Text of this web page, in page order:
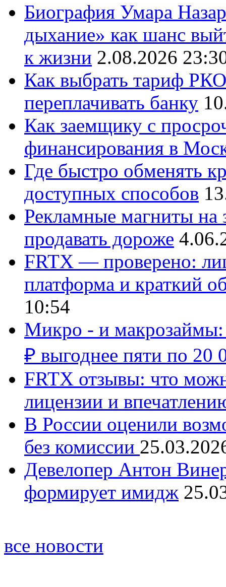
Биография Умара
дыхание» как шанс
к жизни 2.08.2026
Как выбрать тариф
переплачивать банку
Как заемщику с
финансирования в
Где быстро обменять
доступных способов
Рекламные магниты на
продавать дороже
FRTX — проверено:
платформа и краткий
10:54
Микро - и макрозаймы:
₽ выгоднее пяти по 20
FRTX отзывы: что
лицензии и
В России оценили
без комиссии
Девелопер Антон
формирует имидж
все новости